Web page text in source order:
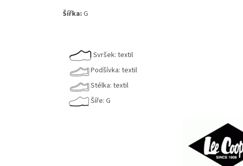
Šířka: G
Svršek: textil
Podšívka: textil
Stélka: textil
Šíře: G